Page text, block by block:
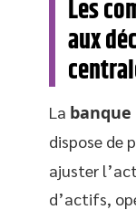
Les
aux
La
dispose de
ajuster
d’actifs,